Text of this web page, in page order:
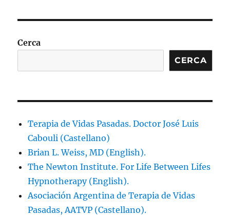
Cerca
CERCA
Terapia de Vidas Pasadas. Doctor José Luis
Cabouli (Castellano)
Brian L. Weiss, MD (English).
The Newton Institute. For Life Between Lifes
Hypnotherapy (English).
Asociación Argentina de Terapia de Vidas
Pasadas, AATVP (Castellano).